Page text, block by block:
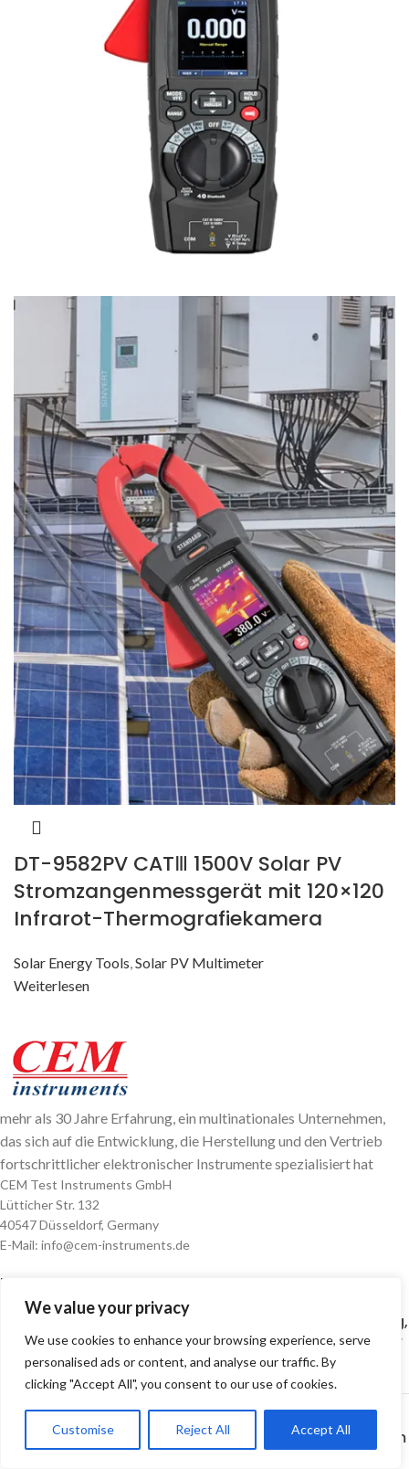
We value your privacy
We use cookies to enhance your browsing experience, serve
personalised ads or content, and analyse our traffic. By
clicking "Accept All", you consent to our use of cookies.
Customise Reject All Accept All
DT-9582PV CATⅢ 1500V Solar PV
Stromzangenmessgerät mit 120×120
Infrarot-Thermografiekamera
Solar Energy Tools,Solar PV Multimeter
Weiterlesen
mehr als 30 Jahre Erfahrung, ein multinationales Unternehmen,
das sich auf die Entwicklung, die Herstellung und den Vertrieb
fortschrittlicher elektronischer Instrumente spezialisiert hat
CEM Test Instruments GmbH
Lütticher Str. 132
40547 Düsseldorf, Germany
E-Mail: info@cem-instruments.de
BEITRAG
Anwendungsfall 1+1+1>3: Wärmebildprüfung,
Isolationsdiagnose und Erdungsprüfung für
eine effiziente elektrische Wartung
CEM BXL-500 Schwarzkörperofen löst das
Problem der Vor-Ort-Infrarotkalibrierung im